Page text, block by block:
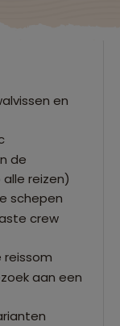
en
de
reizen)
schepen
crew
reissom
aan een